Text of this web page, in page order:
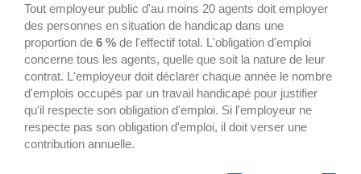
Tout employeur public d'au moins 20 agents doit employer
des personnes en situation de handicap dans une
proportion de 6 % de l'effectif total. L'obligation d'emploi
concerne tous les agents, quelle que soit la nature de leur
contrat. L'employeur doit déclarer chaque année le nombre
d'emplois occupés par un travail handicapé pour justifier
qu'il respecte son obligation d'emploi. Si l'employeur ne
respecte pas son obligation d'emploi, il doit verser une
contribution annuelle.